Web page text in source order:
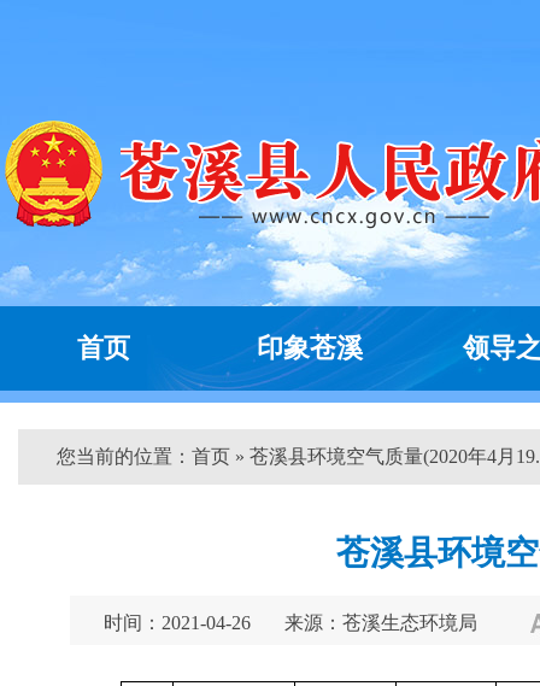
首页 印象苍溪 领导
您当前的位置： 首页 » 苍溪县环境空气质量(2020年4月
苍溪县环境
时间：2021-04-26 来源：苍溪生态环境局